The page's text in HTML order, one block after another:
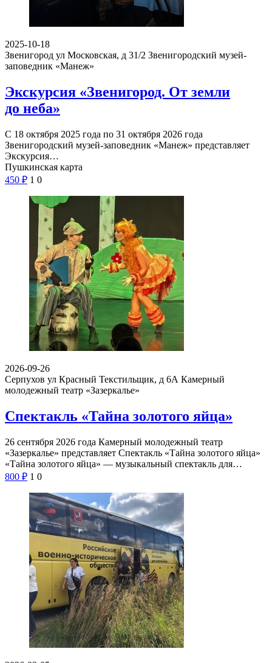
2025-10-18
Звенигород ул Московская, д 31/2 Звенигородский музей-
заповедник «Манеж»
Экскурсия «Звенигород. От земли
до неба»
С 18 октября 2025 года по 31 октября 2026 года
Звенигородский музей-заповедник «Манеж» представляет
Экскурсия…
Пушкинская карта
450 ₽ 1 0
2026-09-26
Серпухов ул Красный Текстильщик, д 6А Камерный
молодежный театр «Зазеркалье»
Спектакль «Тайна золотого яйца»
26 сентября 2026 года Камерный молодежный театр
«Зазеркалье» представляет Спектакль «Тайна золотого яйца»
«Тайна золотого яйца» — музыкальный спектакль для…
800 ₽ 1 0